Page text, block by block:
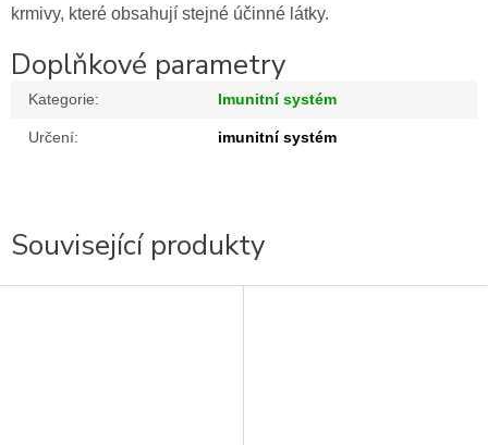
Související produkty
krmivy, které obsahují stejné účinné látky.
Doplňkové parametry
Kategorie: Imunitní systém
Určení: imunitní systém